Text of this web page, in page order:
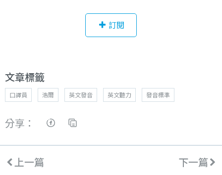
訂閱
文章標籤
口譯員 浩爾 英文發音 英文聽力 發音標準
分享：
上一篇
下一篇